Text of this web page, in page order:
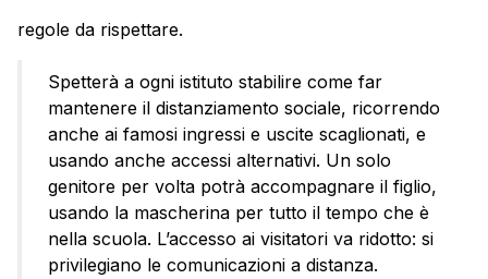
regole da rispettare.
Spetterà a ogni istituto stabilire come far
mantenere il distanziamento sociale, ricorrendo
anche ai famosi ingressi e uscite scaglionati, e
usando anche accessi alternativi. Un solo
genitore per volta potrà accompagnare il figlio,
usando la mascherina per tutto il tempo che è
nella scuola. L’accesso ai visitatori va ridotto: si
privilegiano le comunicazioni a distanza.